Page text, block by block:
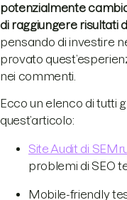
potenzialmente
di raggiungere risultati
pensando di investire
provato
nei commenti.
Ecco un elenco di tutti
quest’articolo:
Site Audit di
problemi di SEO
Mobile-friendly